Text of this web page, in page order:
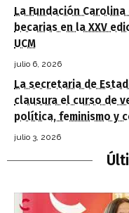
La Fundación
becarias en la XXV
UCM
julio 6, 2026
La secretaria de
clausura el curso de
política, feminismo y
julio 3, 2026